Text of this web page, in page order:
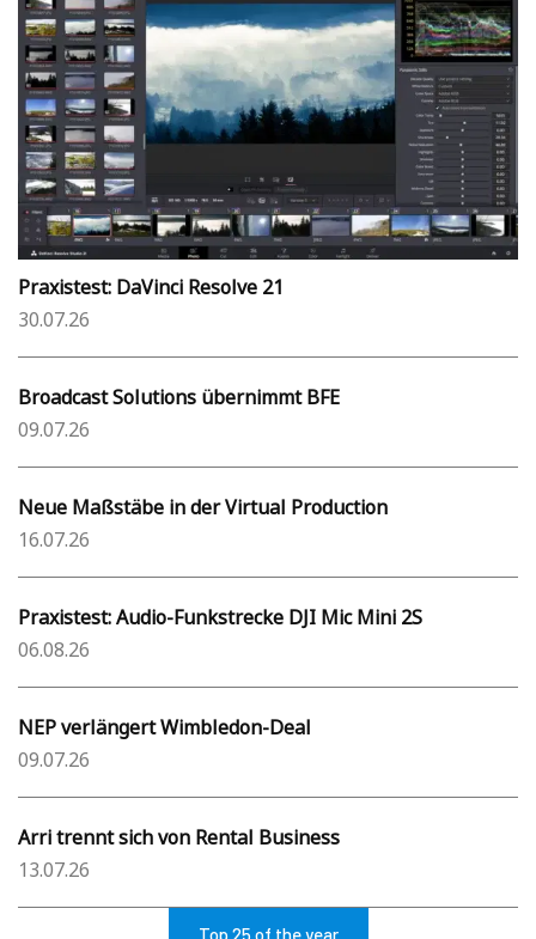
Praxistest: DaVinci Resolve 21
30.07.26
Broadcast Solutions übernimmt BFE
09.07.26
Neue Maßstäbe in der Virtual Production
16.07.26
Praxistest: Audio-Funkstrecke DJI Mic Mini 2S
06.08.26
NEP verlängert Wimbledon-Deal
09.07.26
Arri trennt sich von Rental Business
13.07.26
Top 25 of the year